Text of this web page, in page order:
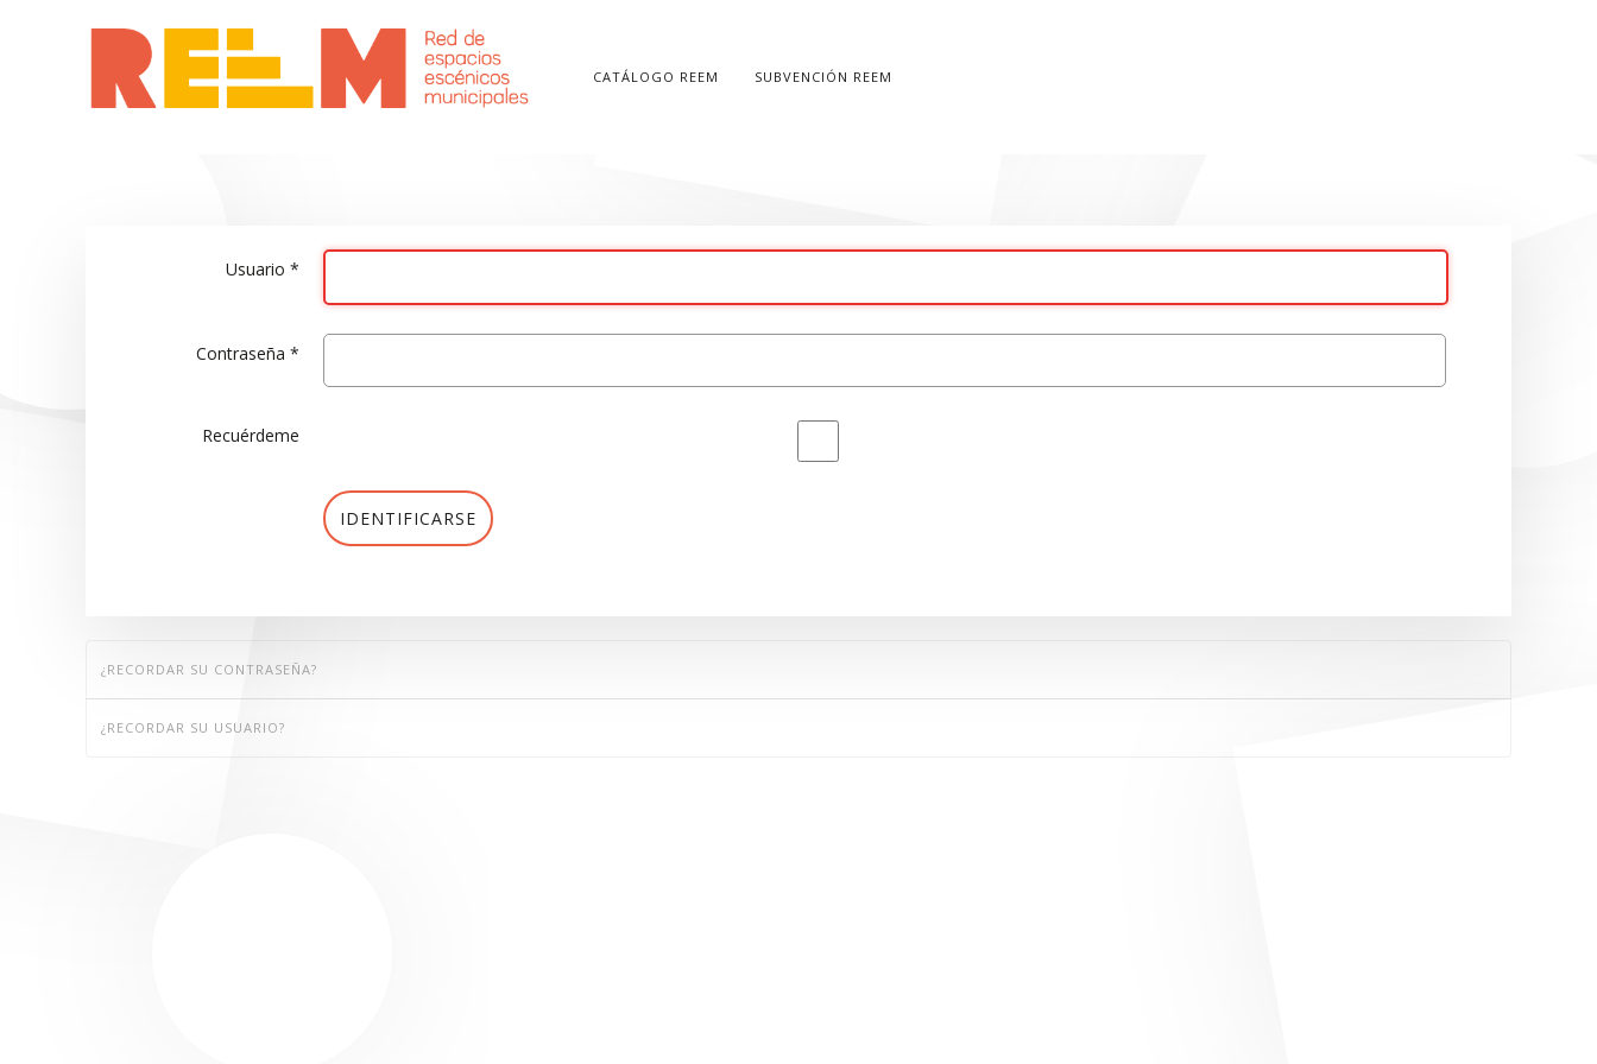
CATÁLOGO REEM SUBVENCIÓN REEM
Usuario *
Contraseña *
Recuérdeme
IDENTIFICARSE
¿RECORDAR SU CONTRASEÑA?
¿RECORDAR SU USUARIO?